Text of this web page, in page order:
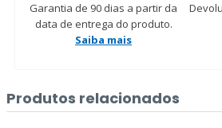
Garantia de 90 dias a partir da
data de entrega do produto.
Saiba mais
Produtos relacionados